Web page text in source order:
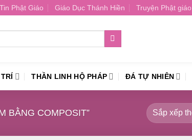
Tin Phật Giáo Giáo Dục Thánh Hiền Truyện Phật giáo
THẦN LINH HỘ PHÁP ĐÁ TỰ NHIÊN
BẰNG COMPOSIT”